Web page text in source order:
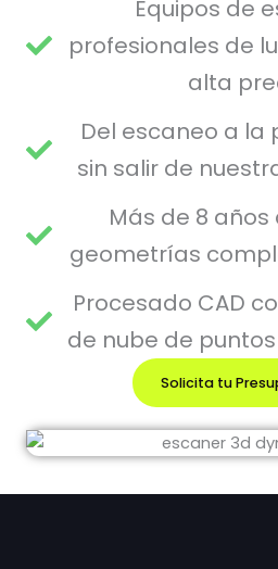
Equipos de
profesionales de
alta
Del escaneo a la
sin salir de
Más de 8
geometrías
Procesado CAD
de nube de
Solicita tu